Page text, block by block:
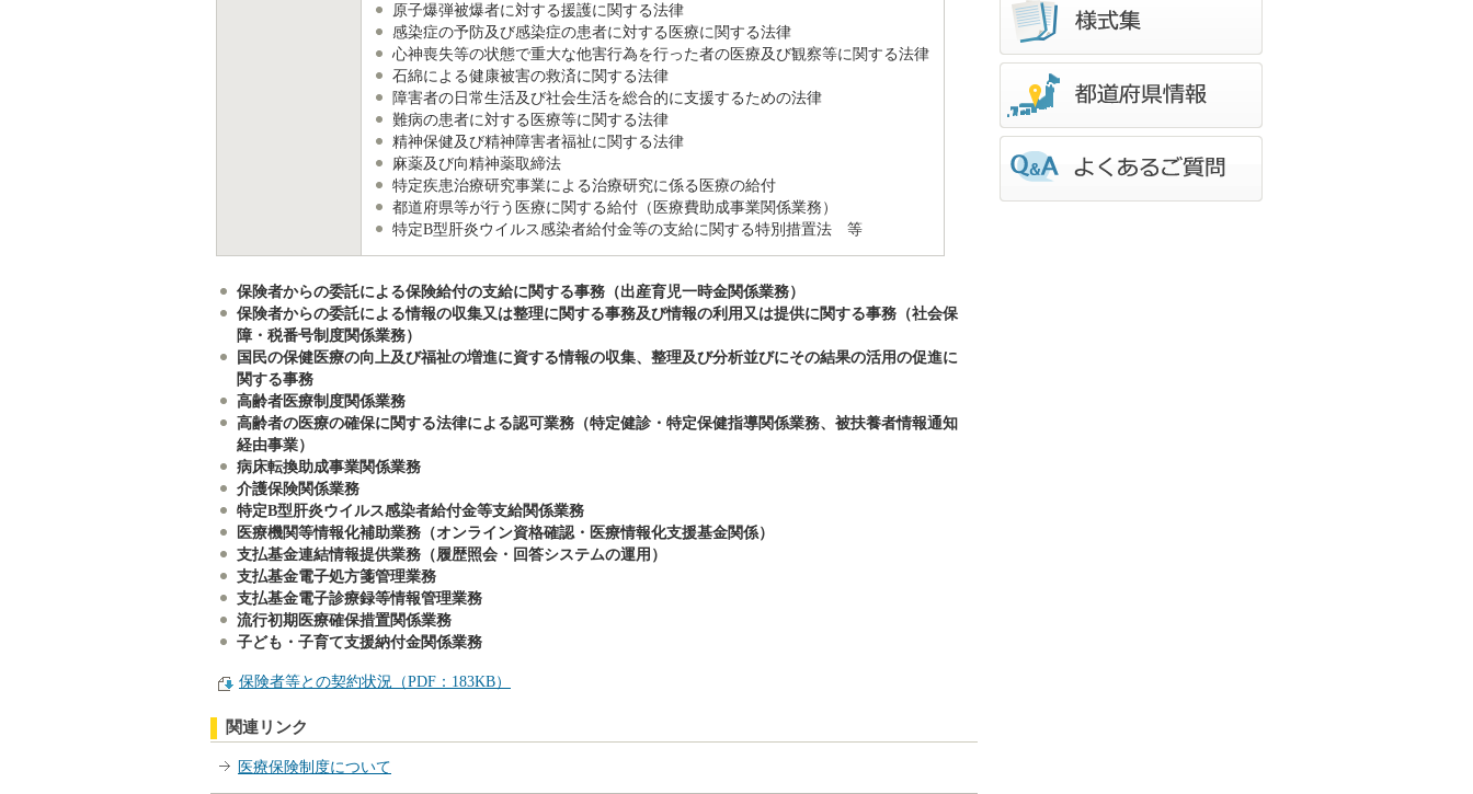
原子爆弾被爆者に対する援護に関する法律
感染症の予防及び感染症の患者に対する医療に関する法律
心神喪失等の状態で重大な他害行為を行った者の医療及び観察等に関する法律
石綿による健康被害の救済に関する法律
障害者の日常生活及び社会生活を総合的に支援するための法律
難病の患者に対する医療等に関する法律
精神保健及び精神障害者福祉に関する法律
麻薬及び向精神薬取締法
特定疾患治療研究事業による治療研究に係る医療の給付
都道府県等が行う医療に関する給付（医療費助成事業関係業務）
特定B型肝炎ウイルス感染者給付金等の支給に関する特別措置法 等
保険者からの委託による保険給付の支給に関する事務（出産育児一時金関係業務）
保険者からの委託による情報の収集又は整理に関する事務及び情報の利用又は提供に関する事務（社会保
障・税番号制度関係業務）
国民の保健医療の向上及び福祉の増進に資する情報の収集、整理及び分析並びにその結果の活用の促進に
関する事務
高齢者医療制度関係業務
高齢者の医療の確保に関する法律による認可業務（特定健診・特定保健指導関係業務、被扶養者情報通知
経由事業）
病床転換助成事業関係業務
介護保険関係業務
特定B型肝炎ウイルス感染者給付金等支給関係業務
医療機関等情報化補助業務（オンライン資格確認・医療情報化支援基金関係）
支払基金連結情報提供業務（履歴照会・回答システムの運用）
支払基金電子処方箋管理業務
支払基金電子診療録等情報管理業務
流行初期医療確保措置関係業務
子ども・子育て支援納付金関係業務
保険者等との契約状況（PDF：183KB）
関連リンク
医療保険制度について